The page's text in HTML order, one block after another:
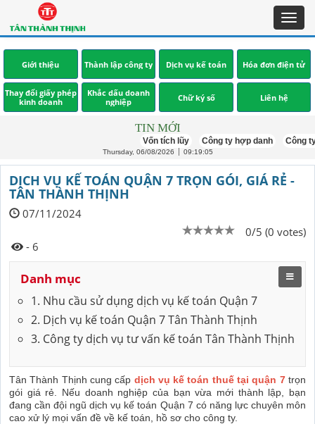
Giới thiệu Thành lập công ty Dịch vụ kế toán Hóa đơn điện tử
Thay đổi giấy phép
kinh doanh
Khắc dấu doanh
nghiệp
Chữ ký số Liên hệ
TIN MỚI
Vốn tích lũy Công ty hợp danh Công ty mới
Thursday, 06/08/2026 09:19:06
DỊCH VỤ KẾ TOÁN QUẬN 7 TRỌN GÓI, GIÁ RẺ -
TÂN THÀNH THỊNH
07/11/2024
0/5 (0 votes)
- 6
Danh mục
1. Nhu cầu sử dụng dịch vụ kế toán Quận 7
2. Dịch vụ kế toán Quận 7 Tân Thành Thịnh
3. Công ty dịch vụ tư vấn kế toán Tân Thành Thịnh
Tân Thành Thịnh cung cấp dịch vụ kế toán thuế tại quận 7 trọn
gói giá rẻ. Nếu doanh nghiệp của bạn vừa mới thành lập, bạn
đang cần đội ngũ dịch vụ kế toán Quận 7 có năng lực chuyên môn
cao xử lý mọi vấn đề về kế toán, hồ sơ cho công ty.